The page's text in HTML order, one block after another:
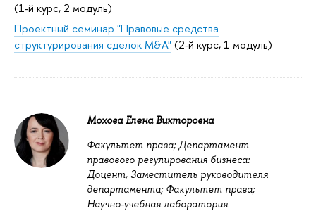
(1-й курс, 2 модуль)
Проектный семинар "Правовые средства
структурирования сделок M&A"(2-й курс, 1 модуль)
Мохова Елена Викторовна
Факультет права; Департамент
правового регулирования бизнеса:
Доцент, Заместитель руководителя
департамента; Факультет права;
Научно-учебная лаборатория